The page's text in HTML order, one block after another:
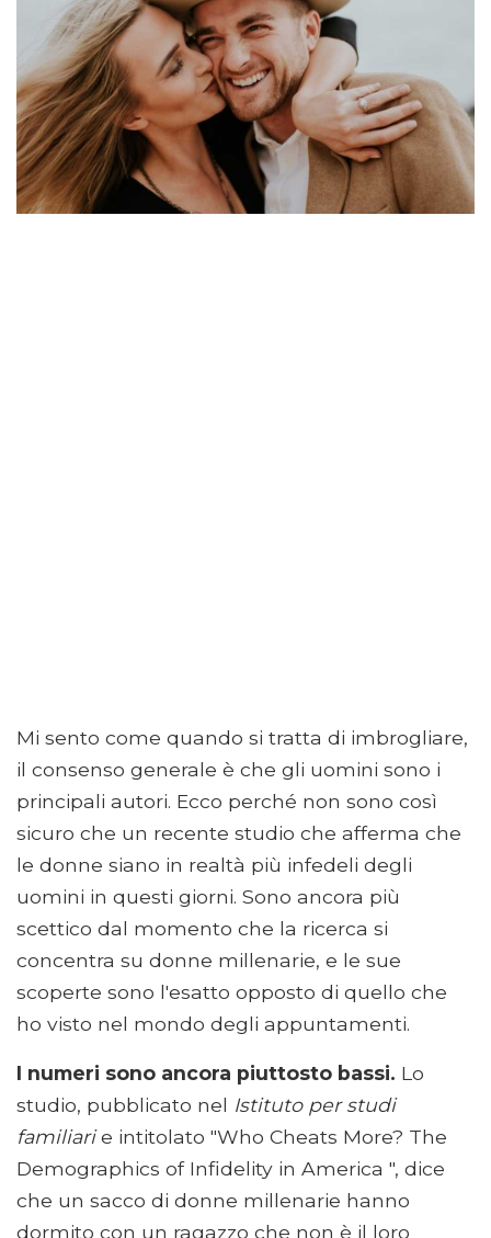
Mi sento come quando si tratta di imbrogliare,
il consenso generale è che gli uomini sono i
principali autori. Ecco perché non sono così
sicuro che un recente studio che afferma che
le donne siano in realtà più infedeli degli
uomini in questi giorni. Sono ancora più
scettico dal momento che la ricerca si
concentra su donne millenarie, e le sue
scoperte sono l'esatto opposto di quello che
ho visto nel mondo degli appuntamenti.
I numeri sono ancora piuttosto bassi. Lo
studio, pubblicato nel Istituto per studi
familiarie intitolato "Who Cheats More? The
Demographics of Infidelity in America ", dice
che un sacco di donne millenarie hanno
dormito con un ragazzo che non è il loro